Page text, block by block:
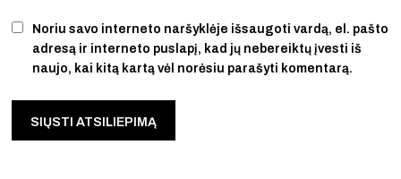
Noriu savo interneto naršyklėje išsaugoti vardą, el. pašto
adresą ir interneto puslapį, kad jų nebereiktų įvesti iš
naujo, kai kitą kartą vėl norėsiu parašyti komentarą.